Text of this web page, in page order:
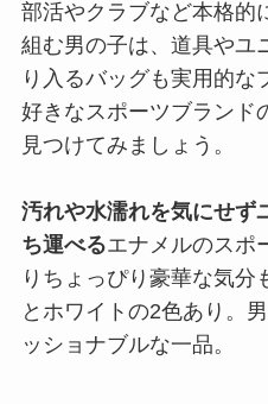
部活やクラブなど本格的
組む男の子は、道具やユ
り入るバッグも実用的な
好きなスポーツブランド
見つけてみましょう。
汚れや水濡れを気にせず
ち運べるエナメルのスポ
りちょっぴり豪華な気分
とホワイトの2色あり。
ッショナブルな一品。